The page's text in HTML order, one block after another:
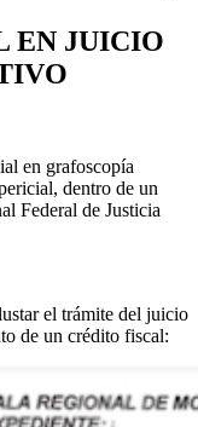
EN JUICIO
en grafoscopía
dentro de un
Federal de Justicia
el trámite del juicio
de un crédito fiscal: